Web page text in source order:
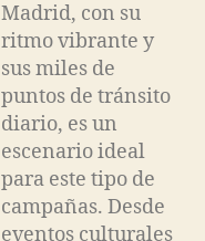
Madrid, con su
ritmo vibrante y
sus miles de
puntos de tránsito
diario, es un
escenario ideal
para este tipo de
campañas. Desde
eventos culturales